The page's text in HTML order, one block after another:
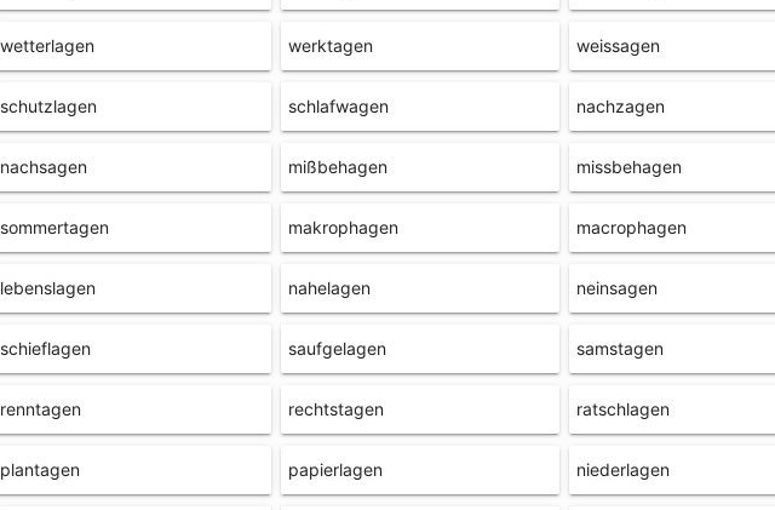
wetterlagen werktagen weissagen
schutzlagen schlafwagen nachzagen
nachsagen mißbehagen missbehagen
sommertagen makrophagen macrophagen
lebenslagen nahelagen neinsagen
schieflagen saufgelagen samstagen
renntagen rechtstagen ratschlagen
plantagen papierlagen niederlagen